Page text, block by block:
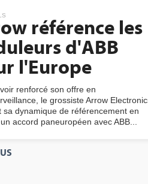
gratuite
référence les
d'ABB
l'Europe
renforcé son offre en
le grossiste Arrow
sa dynamique de référencement en
accord paneuropéen avec ABB...